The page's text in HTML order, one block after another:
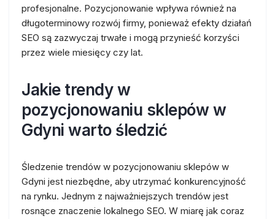
profesjonalne. Pozycjonowanie wpływa również na
długoterminowy rozwój firmy, ponieważ efekty działań
SEO są zazwyczaj trwałe i mogą przynieść korzyści
przez wiele miesięcy czy lat.
Jakie trendy w
pozycjonowaniu sklepów w
Gdyni warto śledzić
Śledzenie trendów w pozycjonowaniu sklepów w
Gdyni jest niezbędne, aby utrzymać konkurencyjność
na rynku. Jednym z najważniejszych trendów jest
rosnące znaczenie lokalnego SEO. W miarę jak coraz